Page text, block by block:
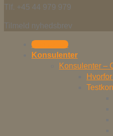
Tlf. +45 44 979 979
Tilmeld nyhedsbrev
Kontakt os
Konsulenter
Konsulenter –